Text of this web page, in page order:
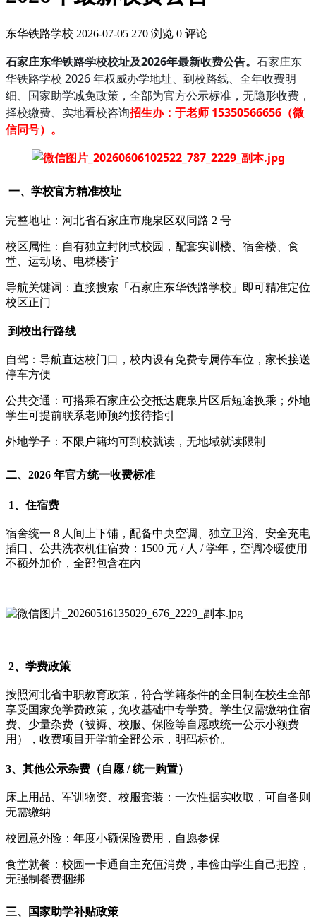
东华铁路学校 2026-07-05 270 浏览 0 评论
石家庄东华铁路学校校址及2026年最新收费公告。 石家庄东
华铁路学校 2026 年权威办学地址、到校路线、全年收费明
细、国家助学减免政策，全部为官方公示标准，无隐形收费，
择校缴费、实地看校咨询招生办：于老师 15350566656（微
信同号）。
一、学校官方精准校址
完整地址：河北省石家庄市鹿泉区双同路 2 号
校区属性：自有独立封闭式校园，配套实训楼、宿舍楼、食
堂、运动场、电梯楼宇
导航关键词：直接搜索「石家庄东华铁路学校」即可精准定位
校区正门
到校出行路线
自驾：导航直达校门口，校内设有免费专属停车位，家长接送
停车方便
公共交通：可搭乘石家庄公交抵达鹿泉片区后短途换乘；外地
学生可提前联系老师预约接待指引
外地学子：不限户籍均可到校就读，无地域就读限制
二、2026 年官方统一收费标准
1、住宿费
宿舍统一 8 人间上下铺，配备中央空调、独立卫浴、安全充电
插口、公共洗衣机住宿费：1500 元 / 人 / 学年，空调冷暖使用
不额外加价，全部包含在内
2、学费政策
按照河北省中职教育政策，符合学籍条件的全日制在校生全部
享受国家免学费政策，免收基础中专学费。学生仅需缴纳住宿
费、少量杂费（被褥、校服、保险等自愿或统一公示小额费
用），收费项目开学前全部公示，明码标价。
3、其他公示杂费（自愿 / 统一购置）
床上用品、军训物资、校服套装：一次性据实收取，可自备则
无需缴纳
校园意外险：年度小额保险费用，自愿参保
食堂就餐：校园一卡通自主充值消费，丰俭由学生自己把控，
无强制餐费捆绑
三、国家助学补贴政策